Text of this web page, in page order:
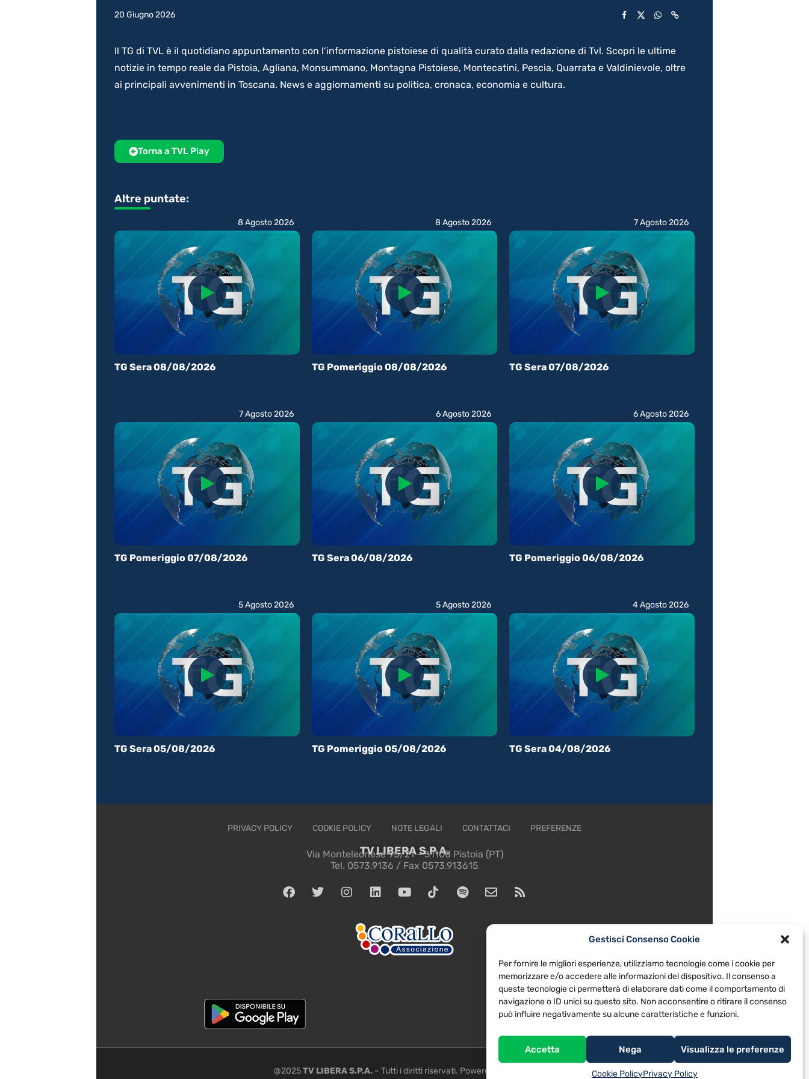
Gestisci Consenso Cookie
Per fornire le migliori esperienze, utilizziamo tecnologie come i cookie per
memorizzare e/o accedere alle informazioni del dispositivo. Il consenso a
queste tecnologie ci permetterà di elaborare dati come il comportamento di
navigazione o ID unici su questo sito. Non acconsentire o ritirare il consenso
può influire negativamente su alcune caratteristiche e funzioni.
Accetta Nega Visualizza le preferenze
Cookie PolicyPrivacy Policy
20 Giugno 2026
Il TG di TVL è il quotidiano appuntamento con l’informazione pistoiese di qualità curato dalla redazione di Tvl. Scopri le ultime
notizie in tempo reale da Pistoia, Agliana, Monsummano, Montagna Pistoiese, Montecatini, Pescia, Quarrata e Valdinievole, oltre
ai principali avvenimenti in Toscana. News e aggiornamenti su politica, cronaca, economia e cultura.
Torna a TVL Play
Altre puntate:
TG Sera 08/08/2026
8 Agosto 2026
TG Pomeriggio 08/08/2026
8 Agosto 2026
TG Sera 07/08/2026
7 Agosto 2026
TG Pomeriggio 07/08/2026
7 Agosto 2026
TG Sera 06/08/2026
6 Agosto 2026
TG Pomeriggio 06/08/2026
6 Agosto 2026
TG Sera 05/08/2026
5 Agosto 2026
TG Pomeriggio 05/08/2026
5 Agosto 2026
TG Sera 04/08/2026
4 Agosto 2026
PRIVACY POLICY COOKIE POLICY NOTE LEGALI CONTATTACI PREFERENZE
TV LIBERA S.P.A.
Via Monteleonese 95/21 – 51100 Pistoia (PT)
Tel. 0573.9136 / Fax 0573.913615
@2025TV LIBERA S.P.A.– Tutti i diritti riservati. Powered by